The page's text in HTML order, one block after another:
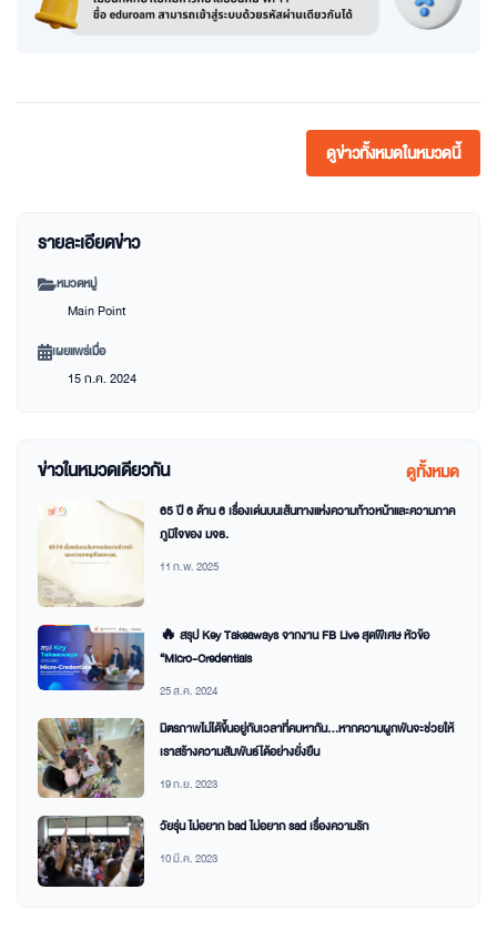
ดูข่าวทั้งหมดในหมวดนี้
รายละเอียดข่าว
หมวดหมู่
Main Point
เผยแพร่เมื่อ
15 ก.ค. 2024
ข่าวในหมวดเดียวกัน ดูทั้งหมด
65 ปี 6 ด้าน 6 เรื่องเด่นบนเส้นทางแห่งความก้าวหน้าและความภาค
ภูมิใจของ มจธ.
11 ก.พ. 2025
🔥 สรุป Key Takeaways จากงาน FB Live สุดพิเศษ หัวข้อ
“Micro-Credentials
25 ส.ค. 2024
มิตรภาพไม่ได้ขึ้นอยู่กับเวลาที่คบหากัน…หากความผูกพันจะช่วยให้
เราสร้างความสัมพันธ์ได้อย่างยั่งยืน
19 ก.ย. 2023
วัยรุ่น ไม่อยาก bad ไม่อยาก sad เรื่องความรัก
10 มี.ค. 2023